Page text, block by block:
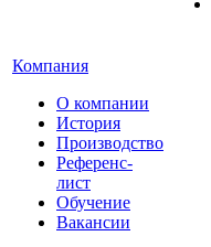
Компания
О компании
История
Производство
Референс-
лист
Обучение
Вакансии